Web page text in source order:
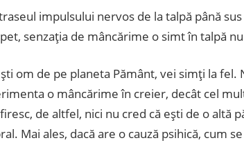
impulsului nervos de la talpă până
senzaţia de mâncărime o simt în talpă
om de pe planeta Pământ, vei simţi la
o mâncărime în creier, decât cel
de altfel, nici nu cred că eşti de o altă
Mai ales, dacă are o cauză psihică, cum